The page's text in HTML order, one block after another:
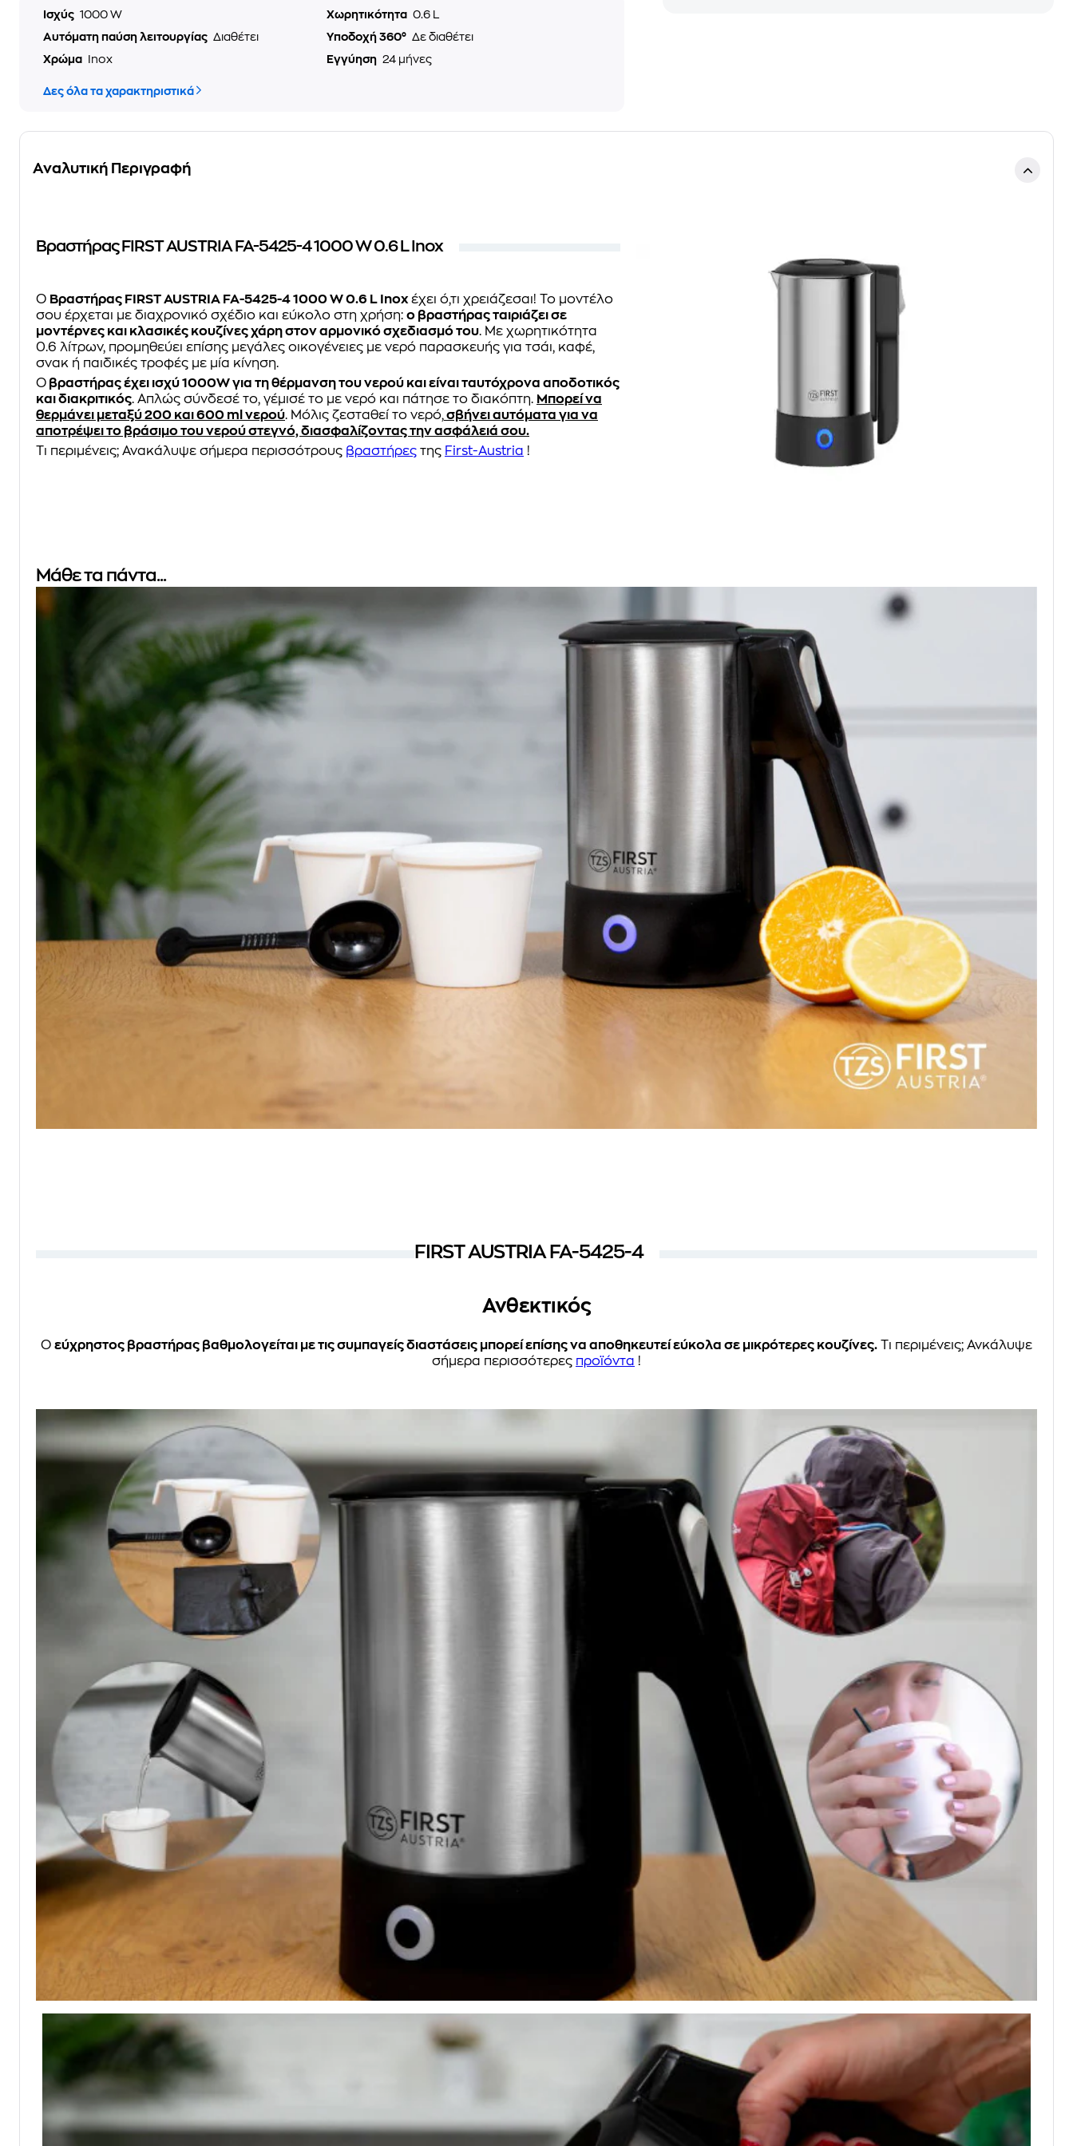
Ισχύς 1000 W Χωρητικότητα 0.6 L
Αυτόματη παύση λειτουργίας Διαθέτει Υποδοχή 360° Δε διαθέτει
Χρώμα
Inox Εγγύηση 24 μήνες
Δες όλα τα χαρακτηριστικά
Αναλυτική Περιγραφή
Βραστήρας FIRST AUSTRIA FA-5425-4 1000 W 0.6 L Inox
O Βραστήρας FIRST AUSTRIA FA-5425-4 1000 W 0.6 L Inox έχει ό,τι χρειάζεσαι! Το μοντέλο
σου έρχεται με διαχρονικό σχέδιο και εύκολο στη χρήση: ο βραστήρας ταιριάζει σε
μοντέρνες και κλασικές κουζίνες χάρη στον αρμονικό σχεδιασμό του. Με χωρητικότητα
0.6 λίτρων, προμηθεύει επίσης μεγάλες οικογένειες με νερό παρασκευής για τσάι, καφέ,
σνακ ή παιδικές τροφές με μία κίνηση.
Ο βραστήρας έχει ισχύ 1000W για τη θέρμανση του νερού και είναι ταυτόχρονα αποδοτικός
και διακριτικός. Απλώς σύνδεσέ το, γέμισέ το με νερό και πάτησε το διακόπτη. Μπορεί να
θερμάνει μεταξύ 200 και 600 ml νερού. Μόλις ζεσταθεί το νερό, σβήνει αυτόματα για να
αποτρέψει το βράσιμο του νερού στεγνό, διασφαλίζοντας την ασφάλειά σου.
Τι περιμένεις; Ανακάλυψε σήμερα περισσότρους βραστήρες της First-Austria !
Μάθε τα πάντα...
FIRST AUSTRIA FA-5425-4
Ανθεκτικός
Ο εύχρηστος βραστήρας βαθμολογείται με τις συμπαγείς διαστάσεις μπορεί επίσης να αποθηκευτεί εύκολα σε μικρότερες κουζίνες. Τι περιμένεις; Ανκάλυψε
σήμερα περισσότερες προϊόντα !